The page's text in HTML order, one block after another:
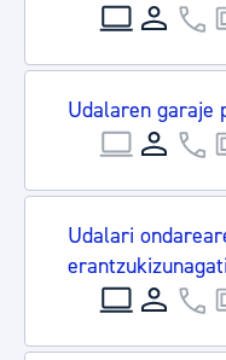
Udalaren garaje
Udalari